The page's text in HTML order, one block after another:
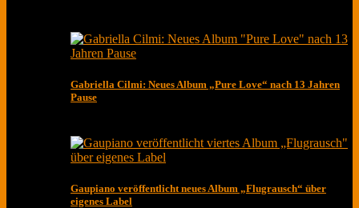
Gabriella Cilmi: Neues Album „Pure Love“ nach 13 Jahren
Pause
Gaupiano veröffentlicht neues Album „Flugrausch“ über
eigenes Label